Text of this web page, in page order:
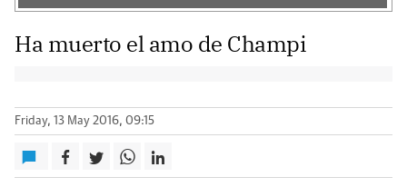
Ha muerto el amo de Champi
Friday, 13 May 2016, 09:15